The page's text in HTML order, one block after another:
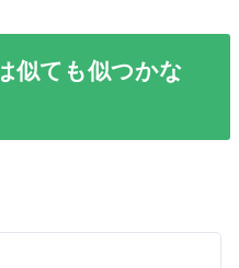
似ても似つかな